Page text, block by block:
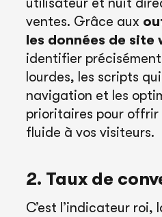
utilisateur et nuit
ventes. Grâce aux
les données de site
identifier
lourdes, les scripts
navigation et les
prioritaires pour offrir
fluide à vos visiteurs.
2. Taux de
C’est l’indicateur roi,